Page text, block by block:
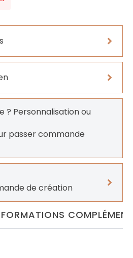
? Personnalisation ou
passer commande
de création